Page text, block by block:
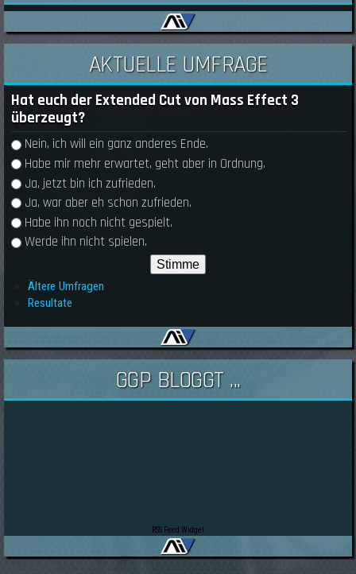
AKTUELLE UMFRAGE
Hat euch der Extended Cut von Mass Effect 3
überzeugt?
Auswahlmöglichkeiten
Nein, ich will ein ganz anderes Ende.
Habe mir mehr erwartet, geht aber in Ordnung.
Ja, jetzt bin ich zufrieden.
Ja, war aber eh schon zufrieden.
Habe ihn noch nicht gespielt.
Werde ihn nicht spielen.
Ältere Umfragen
Resultate
GGP BLOGGT ...
RSS Feed Widget